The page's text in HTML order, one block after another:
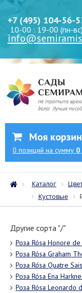
+7 (495) 104-56-
10-00 : 19-00 (пн-вс)
Моя
0 позиций на сумму 0
Каталог
Кустовые
Другие сорта "/"
Роза Rósa Honore
Роза Rósa Graham
Роза Rósa Quatre
Роза Rósa Ena
Роза Rósa Leonardo